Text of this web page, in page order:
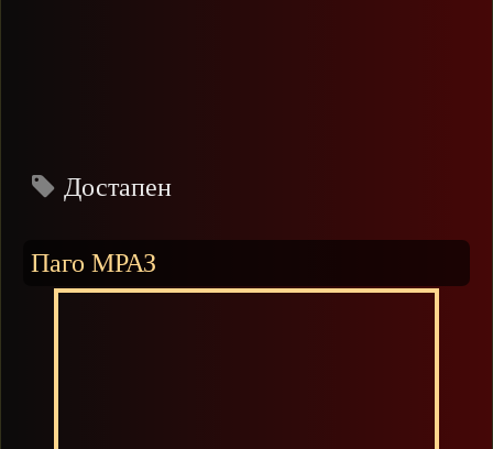
Достапен
Паго МРАЗ